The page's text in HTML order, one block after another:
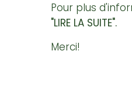
Pour plus
"LIRE LA SUITE".
Merci!